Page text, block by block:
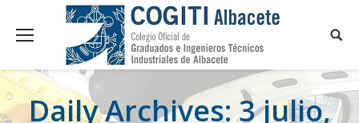
Daily Archives:3 julio,